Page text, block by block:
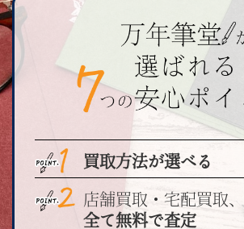
買取方法が選べる
店舗買取・宅配買取、
全て無料で査定